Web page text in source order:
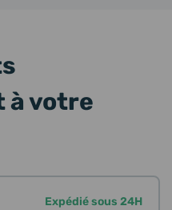
à votre
Expédié sous 24H